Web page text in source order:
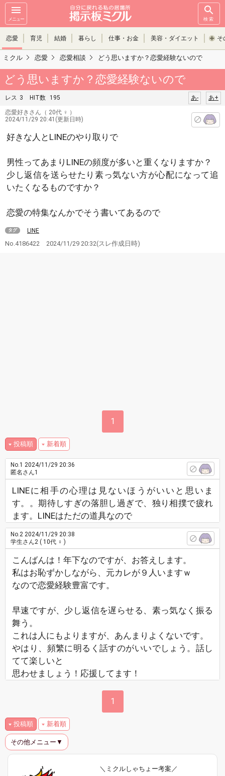
メニュー 検索
恋愛 育児 結婚 暮らし 仕事・お金 美容・ダイエット そ
ミクル 恋愛 恋愛相談 どう思いますか？恋愛経験ないので
どう思いますか？恋愛経験ないので
レス 3 HIT数 195 あ+
あ-
恋愛好きさん （ 20代 ♀ ）
2024/11/29 20:41(更新日時)
好きな人とLINEのやり取りで
男性ってあまりLINEの頻度が多いと重くなりますか？
少し返信を送らせたり素っ気ない方が心配になって追
いたくなるものですか？
恋愛の特集なんかでそう書いてあるので
タグ LINE
No.4186422 2024/11/29 20:32(スレ作成日時)
1
投稿順 新着順
No.1 2024/11/29 20:36
匿名さん1
LINEに相手の心理は見ないほうがいいと思いま
す。。期待しすぎの落胆し過ぎで、独り相撲で疲れ
ます。LINEはただの道具なので
No.2 2024/11/29 20:38
学生さん2 ( 10代 ♀ )
こんばんは！年下なのですが、お答えします。
私はお恥ずかしながら、元カレが９人いますｗ
なので恋愛経験豊富です。
早速ですが、少し返信を遅らせる、素っ気なく振る
舞う。
これは人にもよりますが、あんまりよくないです。
やはり、頻繁に明るく話すのがいいでしょう。話し
てて楽しいと
思わせましょう！応援してます！
1
投稿順 新着順
その他メニュー▼
＼ミクルしゃちょー考案／